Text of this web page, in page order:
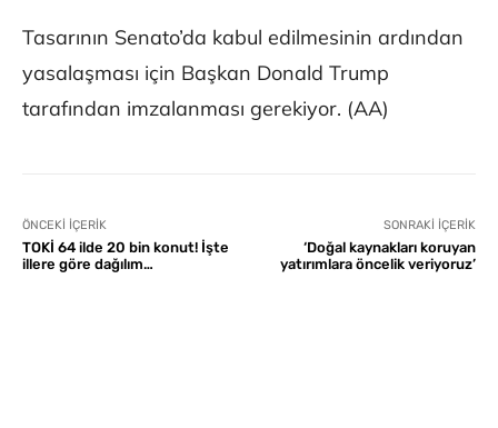
Tasarının Senato’da kabul edilmesinin ardından
yasalaşması için Başkan Donald Trump
tarafından imzalanması gerekiyor. (AA)
ÖNCEKI İÇERIK
TOKİ 64 ilde 20 bin konut! İşte
illere göre dağılım…
SONRAKI İÇERIK
‘Doğal kaynakları koruyan
yatırımlara öncelik veriyoruz’